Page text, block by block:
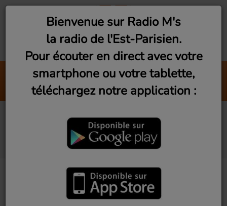
Au Petit Jour
Pascal Rod
Reportages / Interviews
de l'Est-Parisien
Bienvenue sur Radio M's
la radio de l'Est-Parisien.
Pour écouter en direct avec votre
smartphone ou votre tablette,
téléchargez notre application :